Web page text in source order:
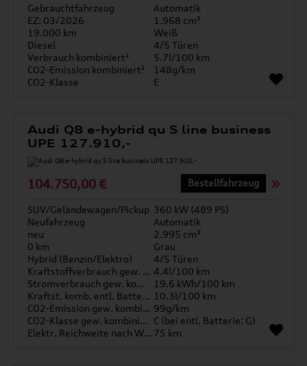
Gebrauchtfahrzeug
Automatik
EZ: 03/2026
1.968 cm³
19.000 km
Weiß
Diesel
4/5 Türen
Verbrauch kombiniert¹
5.7l/100 km
CO2-Emission kombiniert¹
148g/km
CO2-Klasse
E
Audi Q8 e-hybrid qu S line business
UPE 127.910,-
104.750,00 € Bestellfahrzeug
SUV/Geländewagen/Pickup 360 kW (489 PS)
Neufahrzeug
Automatik
neu
2.995 cm³
0 km
Grau
Hybrid (Benzin/Elektro)
4/5 Türen
Kraftstoffverbrauch gew. kombiniert 4.4l/100 km
Stromverbrauch gew. kombiniert
19.6 kWh/100 km
Kraftst. komb. entl. Batterie 10.3l/100 km
CO2-Emission gew. kombiniert 99g/km
CO2-Klasse gew. kombiniert C (bei entl. Batterie: G)
Elektr. Reichweite nach WLTP* 75 km